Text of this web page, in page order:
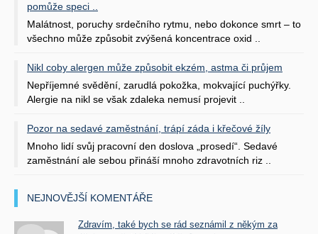
pomůže speci ..
Malátnost, poruchy srdečního rytmu, nebo dokonce smrt – to
všechno může způsobit zvýšená koncentrace oxid ..
Nikl coby alergen může způsobit ekzém, astma či průjem
Nepříjemné svědění, zarudlá pokožka, mokvající puchýřky.
Alergie na nikl se však zdaleka nemusí projevit ..
Pozor na sedavé zaměstnání, trápí záda i křečové žíly
Mnoho lidí svůj pracovní den doslova „prosedí“. Sedavé
zaměstnání ale sebou přináší mnoho zdravotních riz ..
NEJNOVĚJŠÍ KOMENTÁŘE
Zdravím, také bych se rád seznámil z někým za